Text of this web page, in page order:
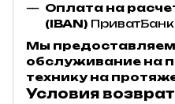
Оплата на
(IBAN)
Мы
обслуживание на
технику на
Условия